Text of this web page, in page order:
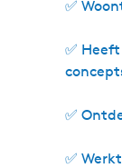
✅
✅
✅
✅